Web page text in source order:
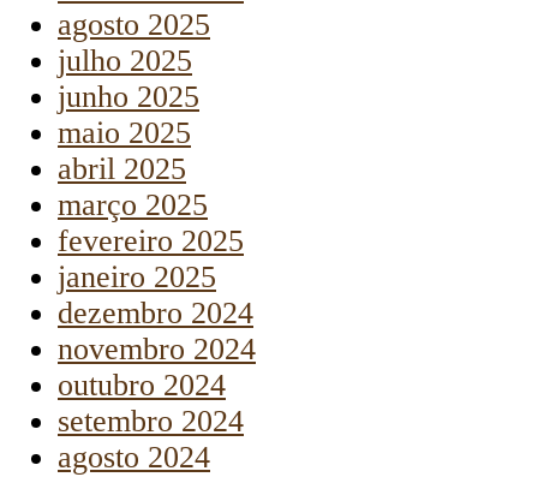
agosto 2025
julho 2025
junho 2025
maio 2025
abril 2025
março 2025
fevereiro 2025
janeiro 2025
dezembro 2024
novembro 2024
outubro 2024
setembro 2024
agosto 2024